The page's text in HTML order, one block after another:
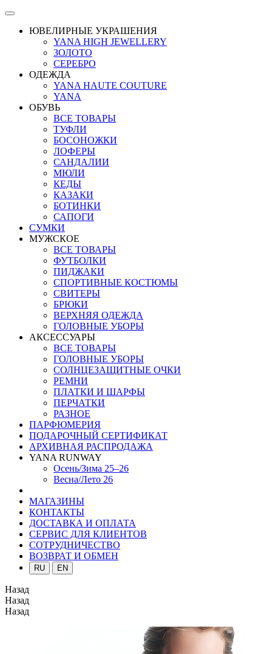
ЮВЕЛИРНЫЕ УКРАШЕНИЯ
YANA HIGH JEWELLERY
ЗОЛОТО
СЕРЕБРО
ОДЕЖДА
YANA HAUTE COUTURE
YANA
ОБУВЬ
ВСЕ ТОВАРЫ
ТУФЛИ
БОСОНОЖКИ
ЛОФЕРЫ
САНДАЛИИ
МЮЛИ
КЕДЫ
КАЗАКИ
БОТИНКИ
САПОГИ
СУМКИ
МУЖСКОЕ
ВСЕ ТОВАРЫ
ФУТБОЛКИ
ПИДЖАКИ
СПОРТИВНЫЕ КОСТЮМЫ
СВИТЕРЫ
БРЮКИ
ВЕРХНЯЯ ОДЕЖДА
ГОЛОВНЫЕ УБОРЫ
АКСЕССУАРЫ
ВСЕ ТОВАРЫ
ГОЛОВНЫЕ УБОРЫ
СОЛНЦЕЗАЩИТНЫЕ ОЧКИ
РЕМНИ
ПЛАТКИ И ШАРФЫ
ПЕРЧАТКИ
РАЗНОЕ
ПАРФЮМЕРИЯ
ПОДАРОЧНЫЙ СЕРТИФИКАТ
АРХИВНАЯ РАСПРОДАЖА
YANA RUNWAY
Осень/Зима 25–26
Весна/Лето 26
МАГАЗИНЫ
КОНТАКТЫ
ДОСТАВКА И ОПЛАТА
СЕРВИС ДЛЯ КЛИЕНТОВ
СОТРУДНИЧЕСТВО
ВОЗВРАТ И ОБМЕН
RU EN
Назад
Назад
Назад